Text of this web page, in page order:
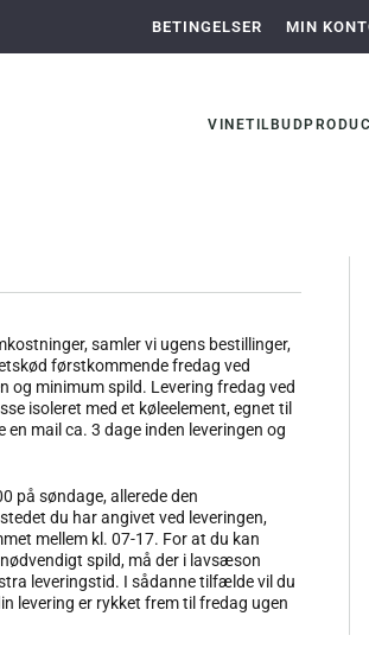
BETINGELSER MIN
VINETILBUD
samler vi ugens bestillinger,
førstkommende fredag ved
og minimum spild. Levering fredag ved
isoleret med et køleelement, egnet til
mail ca. 3 dage inden leveringen og
på søndage, allerede den
du har angivet ved leveringen,
mellem kl. 07-17. For at du kan
spild, må der i lavsæson
leveringstid. I sådanne tilfælde vil du
levering er rykket frem til fredag ugen